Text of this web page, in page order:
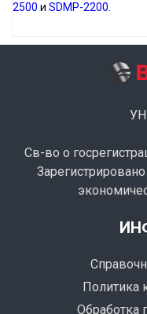
2500 и SDMP-2200
Св-во о
Политика
Обработка